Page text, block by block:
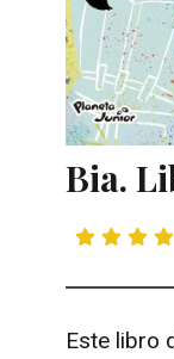
Bia.
Este libro